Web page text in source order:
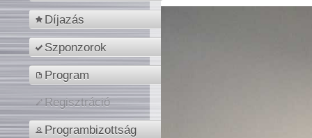
Díjazás
Szponzorok
Program
Regisztráció
Programbizottság